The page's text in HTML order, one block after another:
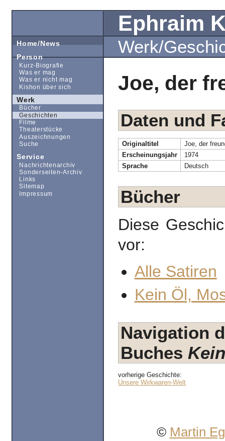
Ephraim
Werk/
Joe, der
Daten und
Originaltitel
Joe, der
Erscheinungsjahr
1974
Sprache
Deutsch
Bücher
Diese
vor:
Alle Satiren
Kein Öl,
Navigation
Buches
vorherige Geschichte:
Unsere Wirkwaren-Welt
© Martin
Home/News
Person
Kurz-Biografie
Was er mag
Was er nicht mag
Kishon über sich
Werk
Bücher
Geschichten
Filme
Theaterstücke
Auszeichnungen
Suche
Service
Nachrichtenarchiv
Sonderseiten-Archiv
Links
Sitemap
Impressum